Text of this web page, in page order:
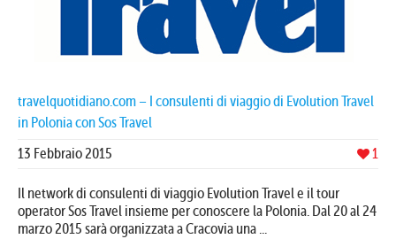
travelquotidiano.com – I consulenti di viaggio di Evolution Travel
in Polonia con Sos Travel
1
13 Febbraio 2015
Il network di consulenti di viaggio Evolution Travel e il tour
operator Sos Travel insieme per conoscere la Polonia. Dal 20 al 24
marzo 2015 sarà organizzata a Cracovia una ...